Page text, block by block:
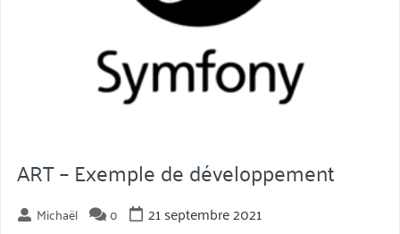
ART – Exemple de développement
Michaël 0
21 septembre 2021